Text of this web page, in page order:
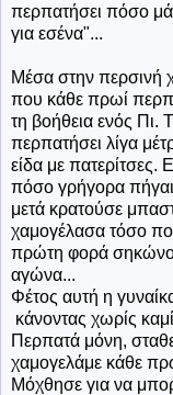
περπατήσει πόσο
για εσένα"...
Μέσα στην περσινή
που κάθε πρωί
τη βοήθεια ενός
περπατήσει λίγα
είδα με πατερίτσες.
πόσο γρήγορα
μετά κρατούσε
χαμογέλασα τόσο
πρώτη φορά
αγώνα...
Φέτος αυτή η
κάνοντας χωρίς
Περπατά μόνη,
χαμογελάμε κάθε
Μόχθησε για να